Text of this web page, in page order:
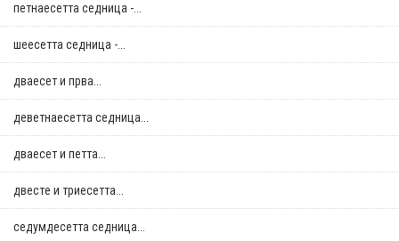
петнаесетта седница -...
шеесетта седница -...
дваесет и прва...
деветнаесетта седница...
дваесет и петта...
двестe и триесетта...
седумдесетта седница...